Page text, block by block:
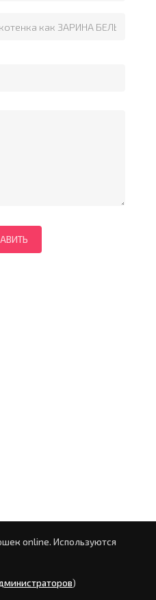
online. Используются
)